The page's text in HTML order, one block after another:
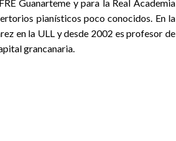
Guanarteme y para la Real Academia
pianísticos poco conocidos. En la
en la ULL y desde 2002 es profesor de
grancanaria.